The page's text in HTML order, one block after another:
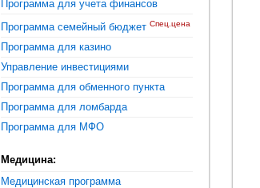
Программа для учета финансов
Программа семейный бюджет Спец.цена
Программа для казино
Управление инвестициями
Программа для обменного пункта
Программа для ломбарда
Программа для МФО
Медицина:
Медицинская программа